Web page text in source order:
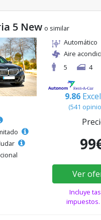
5 New o similar
Automático
Aire
5
4
9.86
(541
Ver
Incluye
impuestos.